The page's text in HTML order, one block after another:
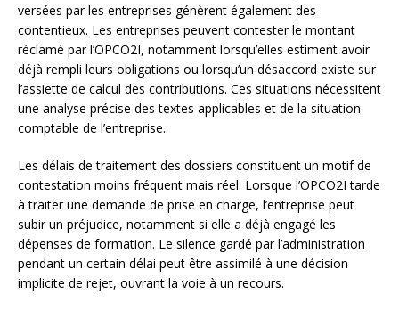
versées par les entreprises génèrent également des
contentieux. Les entreprises peuvent contester le montant
réclamé par l’OPCO2I, notamment lorsqu’elles estiment avoir
déjà rempli leurs obligations ou lorsqu’un désaccord existe sur
l’assiette de calcul des contributions. Ces situations nécessitent
une analyse précise des textes applicables et de la situation
comptable de l’entreprise.
Les délais de traitement des dossiers constituent un motif de
contestation moins fréquent mais réel. Lorsque l’OPCO2I tarde
à traiter une demande de prise en charge, l’entreprise peut
subir un préjudice, notamment si elle a déjà engagé les
dépenses de formation. Le silence gardé par l’administration
pendant un certain délai peut être assimilé à une décision
implicite de rejet, ouvrant la voie à un recours.